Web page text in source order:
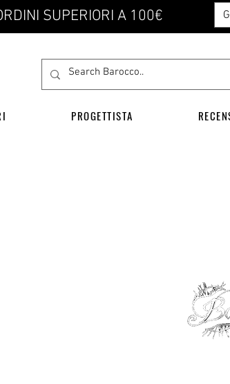
SUPERIORI A 100€
PROGETTISTA